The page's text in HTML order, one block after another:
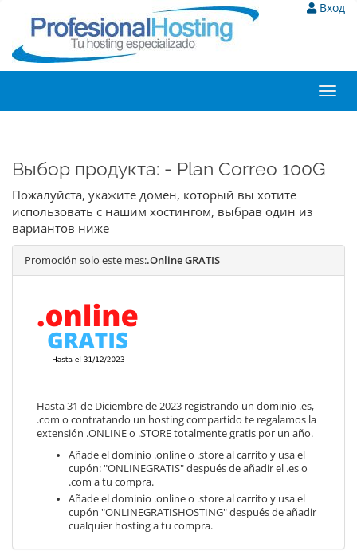
Вход
Выбор продукта: - Plan Correo 100G
Пожалуйста, укажите домен, который вы хотите
использовать с нашим хостингом, выбрав один из
вариантов ниже
Promoción solo este mes:.Online GRATIS
Hasta 31 de Diciembre de 2023 registrando un dominio .es,
.com o contratando un hosting compartido te regalamos la
extensión .ONLINE o .STORE totalmente gratis por un año.
Añade el dominio .online o .store al carrito y usa el
cupón: "ONLINEGRATIS" después de añadir el .es o
.com a tu compra.
Añade el dominio .online o .store al carrito y usa el
cupón "ONLINEGRATISHOSTING" después de añadir
cualquier hosting a tu compra.